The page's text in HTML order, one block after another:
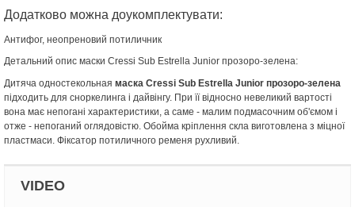
Додатково можна доукомплектувати:
Антифог, неопреновий потиличник
Детальний опис маски Cressi Sub Estrella Junior прозоро-зелена:
Дитяча одностекольная маска Cressi Sub Estrella Junior прозоро-зелена
підходить для сноркелинга і дайвінгу. При її відносно невеликий вартості
вона має непогані характеристики, а саме - малим подмасочним об'ємом і
отже - непоганий оглядовістю. Обойма кріплення скла виготовлена з міцної
пластмаси. Фіксатор потиличного ременя рухливий.
VIDEO